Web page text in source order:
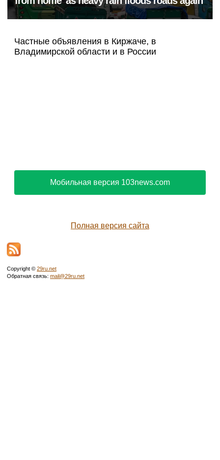
Частные объявления в Киржаче, в
Владимирской области и в России
Мобильная версия 103news.com
Полная версия сайта
Copyright © 29ru.net
Обратная связь: mail@29ru.net